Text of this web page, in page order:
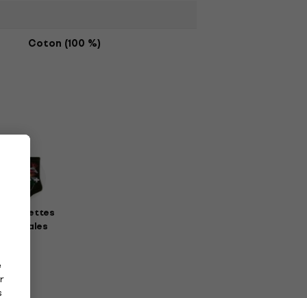
Coton (100 %)
Chaussettes
musicales